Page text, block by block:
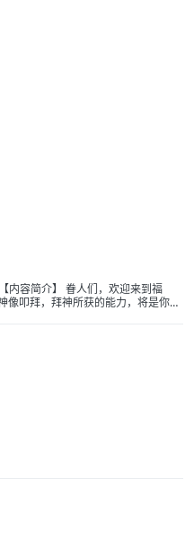
容简介】 眷人们，欢迎来到福
像叩拜，拜神所获的能力，将是你们
幻梦猎人，起点中文网作者，代表
指南》《天灾疯人院》《基因收容
移动：